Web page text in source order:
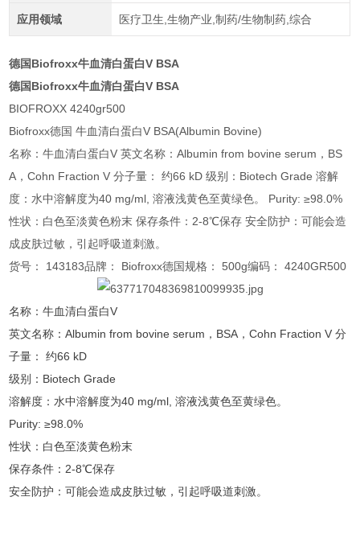
应用领域 医疗卫生,生物产业,制药/生物制药,综合
德国Biofroxx牛血清白蛋白V BSA
德国Biofroxx牛血清白蛋白V BSA
BIOFROXX 4240gr500
Biofroxx德国 牛血清白蛋白V BSA(Albumin Bovine)
名称：牛血清白蛋白V 英文名称：Albumin from bovine serum，BS
A，Cohn Fraction V 分子量： 约66 kD 级别：Biotech Grade 溶解
度：水中溶解度为40 mg/ml, 溶液浅黄色至黄绿色。 Purity: ≥98.0%
性状：白色至淡黄色粉末 保存条件：2-8℃保存 安全防护：可能会造
成皮肤过敏，引起呼吸道刺激。
货号： 143183品牌： Biofroxx德国规格： 500g编码： 4240GR500
名称：牛血清白蛋白V
英文名称：Albumin from bovine serum，BSA，Cohn Fraction V 分
子量： 约66 kD
级别：Biotech Grade
溶解度：水中溶解度为40 mg/ml, 溶液浅黄色至黄绿色。
Purity: ≥98.0%
性状：白色至淡黄色粉末
保存条件：2-8℃保存
安全防护：可能会造成皮肤过敏，引起呼吸道刺激。